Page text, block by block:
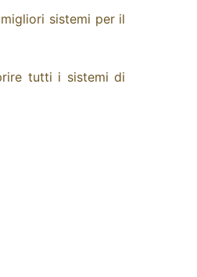
sistemi per il
tutti i sistemi di